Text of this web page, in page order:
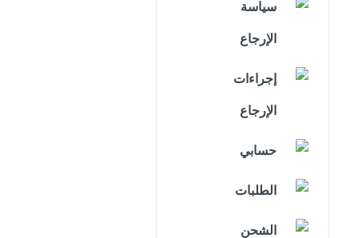
سياسة
الإرجاع
إجراءات
الإرجاع
حسابي
الطلبات
الشحن